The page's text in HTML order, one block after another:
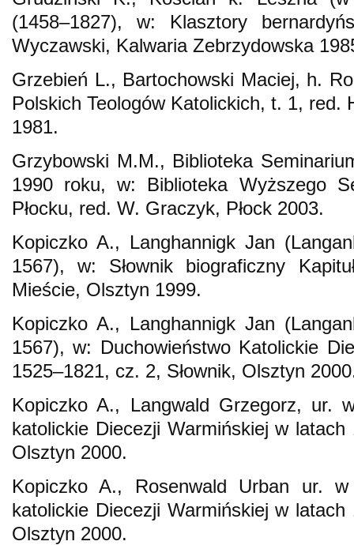
(1458–1827), w: Klasztory
Wyczawski, Kalwaria Zebrzydowska
Grzebień L., Bartochowski Maciej, h.
Polskich Teologów Katolickich, t. 1, red.
1981.
Grzybowski M.M., Biblioteka
1990 roku, w: Biblioteka Wyższego
Płocku, red. W. Graczyk, Płock 2003.
Kopiczko A., Langhannigk Jan
1567), w: Słownik biograficzny
Mieście, Olsztyn 1999.
Kopiczko A., Langhannigk Jan
1567), w: Duchowieństwo Katolickie
1525–1821, cz. 2, Słownik, Olsztyn
Kopiczko A., Langwald Grzegorz, ur.
katolickie Diecezji Warmińskiej w latach
Olsztyn 2000.
Kopiczko A., Rosenwald Urban ur.
katolickie Diecezji Warmińskiej w latach
Olsztyn 2000.